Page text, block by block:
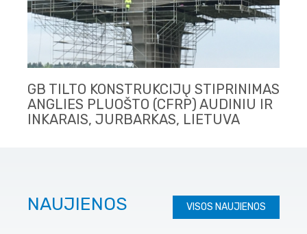
GB TILTO KONSTRUKCIJŲ STIPRINIMAS
ANGLIES PLUOŠTO (CFRP) AUDINIU IR
INKARAIS, JURBARKAS, LIETUVA
NAUJIENOS VISOS NAUJIENOS